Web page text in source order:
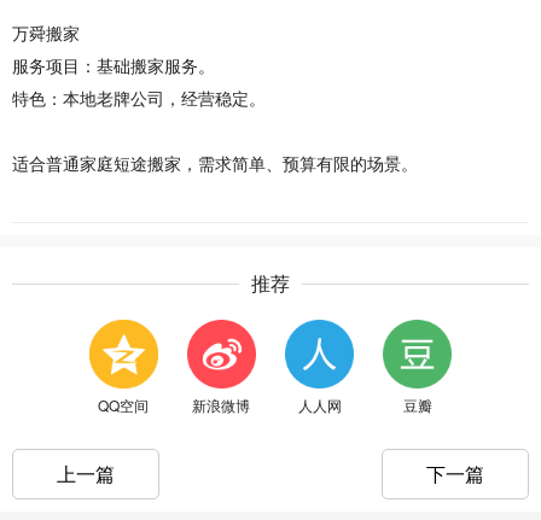
万舜搬家
服务项目 ‌：基础搬家服务。
特色 ‌：本地老牌公司，经营稳定。
适合普通家庭短途搬家，需求简单、预算有限的场景。
推荐
QQ空间 新浪微博 人人网 豆瓣
上一篇 下一篇